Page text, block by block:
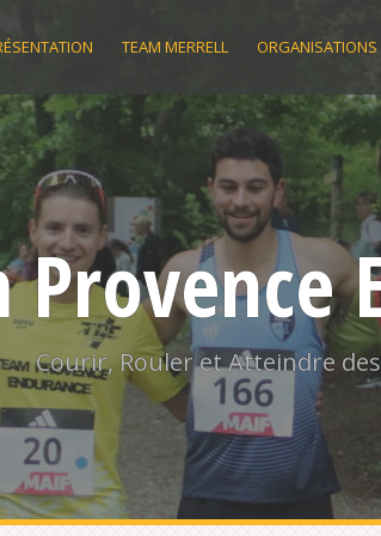
TEAM MERRELL ORGANISATIONS
Provence
Courir, Rouler et Atteindre